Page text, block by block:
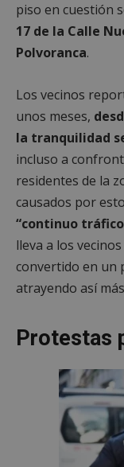
piso en cuestión
17 de la Calle
Polvoranca.
Los vecinos
unos meses,
la tranquilidad
incluso a
residentes de la
causados por
“continuo
lleva a los
convertido en un
atrayendo así
Protestas